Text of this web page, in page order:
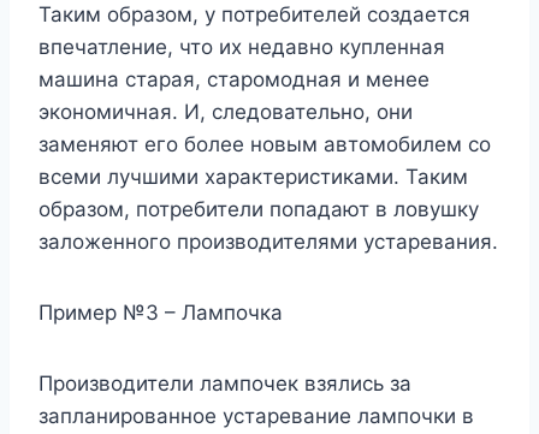
Таким образом, у потребителей создается
впечатление, что их недавно купленная
машина старая, старомодная и менее
экономичная. И, следовательно, они
заменяют его более новым автомобилем со
всеми лучшими характеристиками. Таким
образом, потребители попадают в ловушку
заложенного производителями устаревания.
Пример №3 – Лампочка
Производители лампочек взялись за
запланированное устаревание лампочки в